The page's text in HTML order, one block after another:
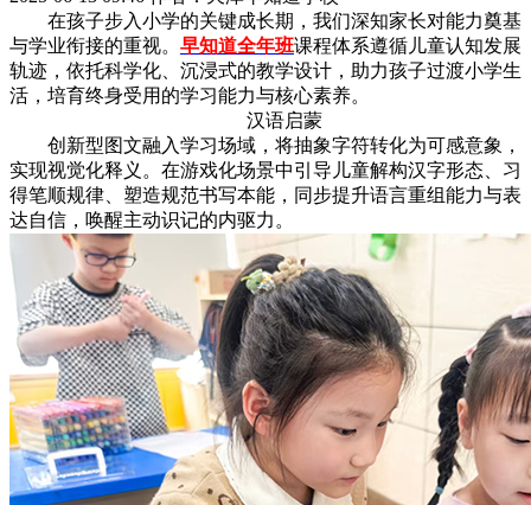
在孩子步入小学的关键成长期，我们深知家长对能力奠基
与学业衔接的重视。 早知道全年班课程体系遵循儿童认知发展
轨迹，依托科学化、沉浸式的教学设计，助力孩子过渡小学生
活，培育终身受用的学习能力与核心素养。
汉语启蒙
创新型图文融入学习场域，将抽象字符转化为可感意象，
实现视觉化释义。在游戏化场景中引导儿童解构汉字形态、习
得笔顺规律、塑造规范书写本能，同步提升语言重组能力与表
达自信，唤醒主动识记的内驱力。